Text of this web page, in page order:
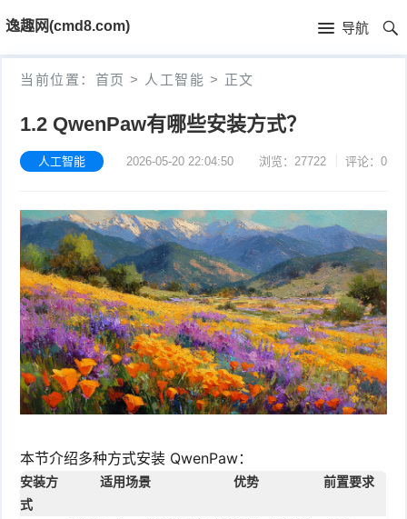
逸趣网(cmd8.com) 导航
首
页
首
当前位置： 首页 > 人工智能 > 正文
1.2 QwenPaw有哪些安装方式？
人工智能 2026-05-20 22:04:50 浏览：27722 评论：0
本节介绍多种方式安装 QwenPaw：
安装方
式
适用场景 优势 前置要求